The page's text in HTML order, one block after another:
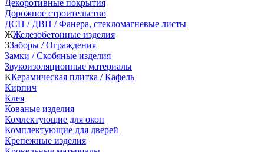
Декоротивные покрытия
Дорожное строительство
ДСП / ДВП / Фанера, стекломагневые листы
ЖЖелезобетонные изделия
ЗЗаборы / Ограждения
Замки / Скобяные изделия
Звукоизоляционные материалы
ККерамическая плитка / Кафель
Кирпич
Клея
Кованые изделия
Комлектующие для окон
Комплектующие для дверей
Крепежные изделия